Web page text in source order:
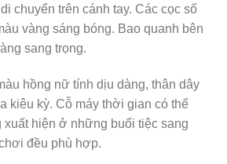
chuyển trên cánh tay. Các cọc số
vàng sáng bóng. Bao quanh bên
sang trọng.
hồng nữ tính dịu dàng, thân dây
kiêu kỳ. Cỗ máy thời gian có thể
hiện ở những buổi tiệc sang
đều phù hợp.